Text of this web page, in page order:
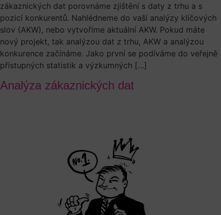
zákaznických dat porovnáme zjištění s daty z trhu a s
pozicí konkurentů. Nahlédneme do vaší analýzy klíčových
slov (AKW), nebo vytvoříme aktuální AKW. Pokud máte
nový projekt, tak analýzou dat z trhu, AKW a analýzou
konkurence začínáme. Jako první se podíváme do veřejně
přístupných statistik a výzkumných […]
Analýza zákaznických dat